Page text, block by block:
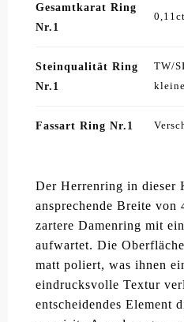
Gesamtkarat Ring
Nr.1
Steinqualität Ring
Nr.1
TW/
Fassart Ring Nr.1
Der Herrenring in dieser
ansprechende Breite von
zartere Damenring mit
aufwartet. Die
matt poliert, was ihnen
eindrucksvolle Textur
entscheidendes Element